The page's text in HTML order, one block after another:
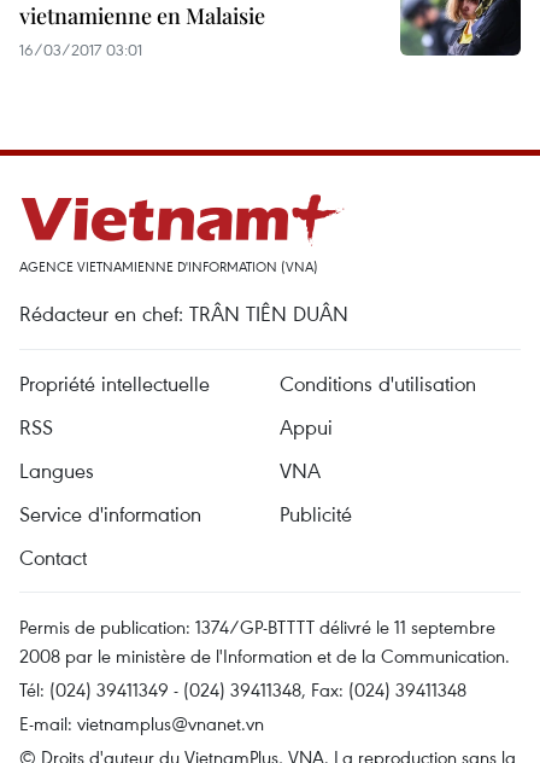
vietnamienne en Malaisie
16/03/2017 03:01
AGENCE VIETNAMIENNE D'INFORMATION (VNA)
Rédacteur en chef: TRÂN TIÊN DUÂN
Propriété intellectuelle
Conditions d'utilisation
RSS
Appui
Langues
VNA
Service d'information
Publicité
Contact
Permis de publication: 1374/GP-BTTTT délivré le 11 septembre
2008 par le ministère de l'Information et de la Communication.
Tél: (024) 39411349 - (024) 39411348, Fax: (024) 39411348
E-mail: vietnamplus@vnanet.vn
© Droits d'auteur du VietnamPlus, VNA. La reproduction sans la